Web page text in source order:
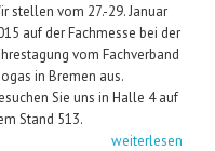
stellen vom 27.-29. Januar
auf der Fachmesse bei der
vom Fachverband
in Bremen aus.
Sie uns in Halle 4 auf
Stand 513.
weiterlesen